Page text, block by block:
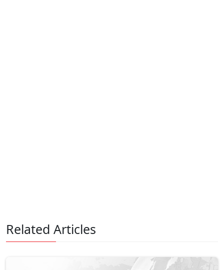
Related Articles